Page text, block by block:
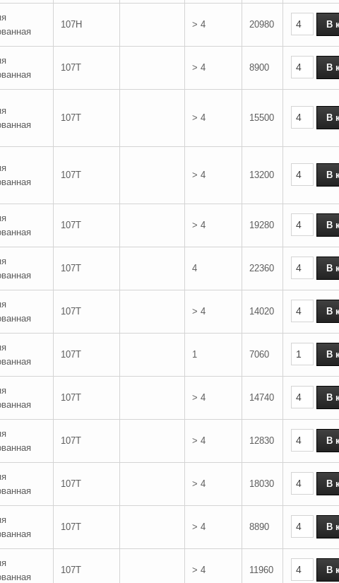
107H > 4 20980
107T > 4 8900
107T > 4 15500
107T > 4 13200
107T > 4 19280
107T 4 22360
107T > 4 14020
107T 1 7060
107T > 4 14740
107T > 4 12830
107T > 4 18030
107T > 4 8890
107T > 4 11960